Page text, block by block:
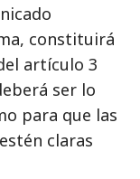
constituirá
artículo 3
ser lo
para que las
claras